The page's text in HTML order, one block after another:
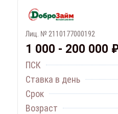
Лиц. № 2110177000192
1 000 - 200 000
ПСК
Ставка в день
Срок
Возраст